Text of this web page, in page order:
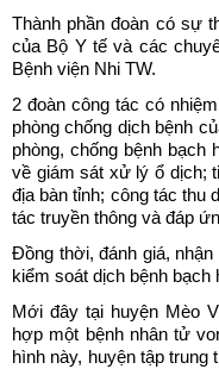
Thành phần đoàn có sự
của Bộ Y tế và các
Bệnh viện Nhi TW.
2 đoàn công tác có
phòng chống dịch bệnh
phòng, chống bệnh bạch
về giám sát xử lý ổ dịch;
địa bàn tỉnh; công tác thu
tác truyền thông và đáp
Đồng thời, đánh giá,
kiểm soát dịch bệnh
Mới đây tại huyện Mèo
hợp một bệnh nhân tử
hình này, huyện tập trung